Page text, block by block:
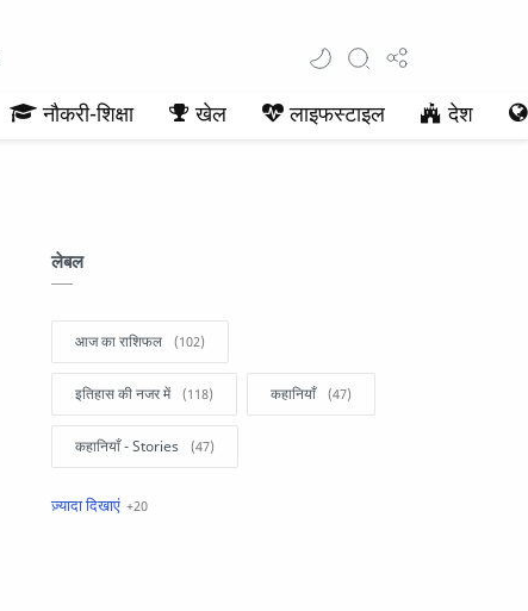
नौकरी-शिक्षा खेल लाइफस्टाइल देश
लेबल
आज का राशिफल
इतिहास की नजर में कहानियाँ
कहानियाँ - Stories
खबरें फटाफट